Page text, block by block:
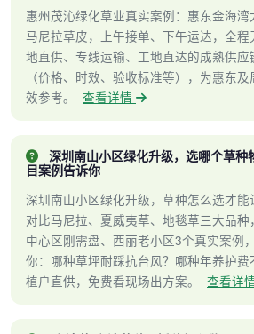
惠州茂沁绿化草业真实案例：惠东金海
马尼拉草皮，上午接单、下午运达，全
地直供、专线运输、工地直达的成熟供
（价格、时效、验收标准等），为惠东
效参考。
查看详情
深圳南山小区绿化升级，选哪个草种
目案例告诉你
深圳南山小区绿化升级，草种怎么选才
对比马尼拉、夏威夷草、地毯草三大品种
中心区刚需盘、西丽老小区3个真实案例
你：哪种草坪耐踩抗台风？哪种年养护
植户直供，免费看现场出方案。
查看详